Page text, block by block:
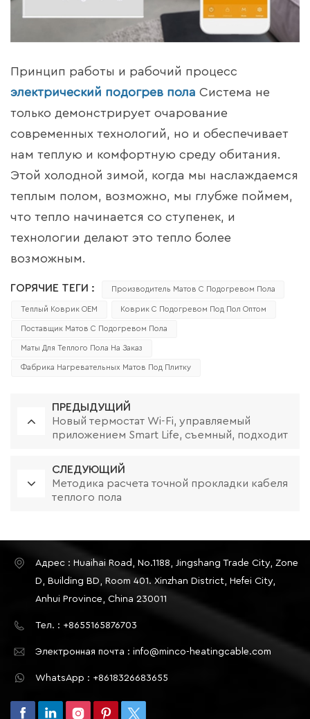
Принцип работы и рабочий процесс
электрический подогрев пола Система не
только демонстрирует очарование
современных технологий, но и обеспечивает
нам теплую и комфортную среду обитания.
Этой холодной зимой, когда мы наслаждаемся
теплым полом, возможно, мы глубже поймем,
что тепло начинается со ступенек, и
технологии делают это тепло более
возможным.
ГОРЯЧИЕ ТЕГИ : Производитель Матов С Подогревом Пола
Теплый Коврик OEM Коврик С Подогревом Под Пол Оптом
Поставщик Матов С Подогревом Пола
Маты Для Теплого Пола На Заказ
Фабрика Нагревательных Матов Под Плитку
ПРЕДЫДУЩИЙ
Новый термостат Wi-Fi, управляемый
приложением Smart Life, съемный, подходит
СЛЕДУЮЩИЙ
Методика расчета точной прокладки кабеля
теплого пола
Адрес : Huaihai Road, No.1188, Jingshang Trade City, Zone
D, Building BD, Room 401. Xinzhan District, Hefei City,
Anhui Province, China 230011
Тел. : +8655165876703
Электронная почта : info@minco-heatingcable.com
WhatsApp : +8618326683655